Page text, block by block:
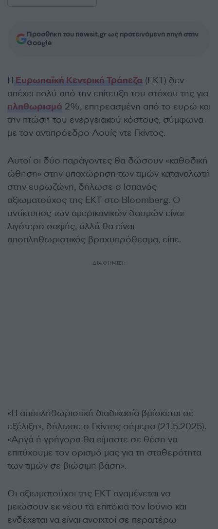
Προσθήκη του newsit.gr ως προτεινόμενη πηγή στην
Google
Η Ευρωπαϊκή Κεντρική Τράπεζα (ΕΚΤ) δεν
απέχει πολύ από την επίτευξη του στόχου της για
πληθωρισμό 2%, επηρεασμένη από το ευρώ και
την πτώση του ενεργειακού κόστους, σύμφωνα
με τον αντιπρόεδρο Λουίς ντε Γκίντος.
Αυτοί οι δύο παράγοντες θα δώσουν «καθοδική
ώθηση» στην υποχώρηση των τιμών καταναλωτή
στην ευρωζώνη, δήλωσε ο Ισπανός
αξιωματούχος της ΕΚΤ στο Bloomberg. Ο
αντίκτυπος των αμερικανικών δασμών είναι
λιγότερο σαφής, αλλά θα είναι
αποπληθωριστικός βραχυπρόθεσμα, είπε.
ΔΙΑΦΗΜΙΣΗ
«Η αποπληθωριστική διαδικασία βρίσκεται σε
εξέλιξη», δήλωσε ο Γκίντος σήμερα (21.5.2025).
«Αργά ή γρήγορα θα είμαστε σε θέση να
επιτύχουμε τον ορισμό μας για τη σταθερότητα
των τιμών σε βιώσιμη βάση».
Οι αξιωματούχοι της ΕΚΤ αναμένεται να
μειώσουν εκ νέου τα επιτόκια τον Ιούνιο και
ενδέχεται να είναι ανοιχτοί σε περαιτέρω